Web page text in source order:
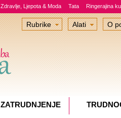
Zdravlje, Ljepota & Moda Tata Ringerajina
Rubrike Alati O
ZATRUDNJENJE